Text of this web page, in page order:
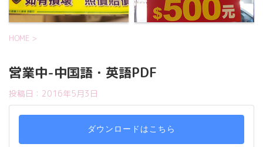
HOME >
営業中-中国語・英語PDF
投稿日： 2016年5月3日
ダウンロードはこちら